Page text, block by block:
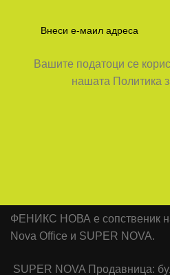
Вашите податоци се
нашата Политика
ФЕНИКС НОВА е сопственик
Nova Office и SUPER NOVA.
SUPER NOVA Продавница: